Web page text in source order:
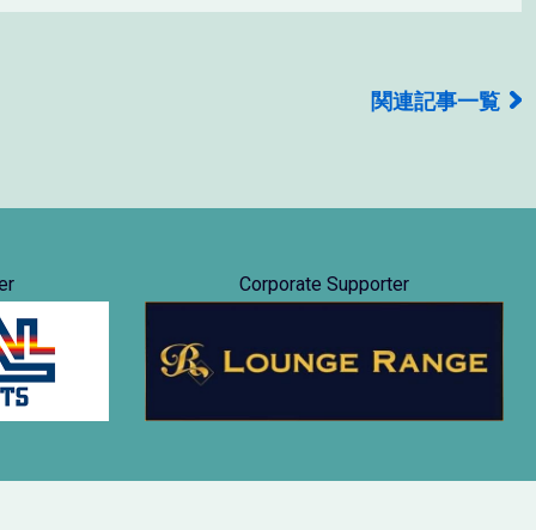
関連記事一覧
Corporate Supporter